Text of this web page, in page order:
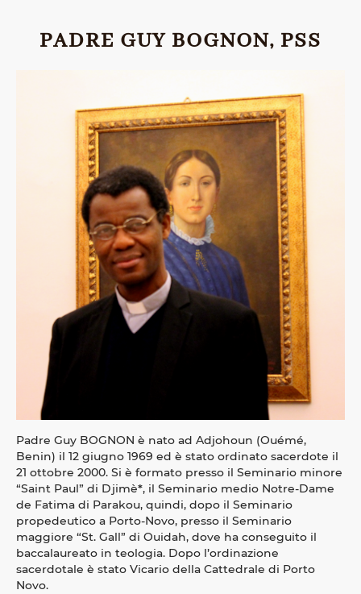
PADRE GUY BOGNON, PSS
Padre Guy BOGNON è nato ad Adjohoun (Ouémé,
Benin) il 12 giugno 1969 ed è stato ordinato sacerdote il
21 ottobre 2000. Si è formato presso il Seminario minore
“Saint Paul” di Djimè*, il Seminario medio Notre-Dame
de Fatima di Parakou, quindi, dopo il Seminario
propedeutico a Porto-Novo, presso il Seminario
maggiore “St. Gall” di Ouidah, dove ha conseguito il
baccalaureato in teologia. Dopo l’ordinazione
sacerdotale è stato Vicario della Cattedrale di Porto
Novo.